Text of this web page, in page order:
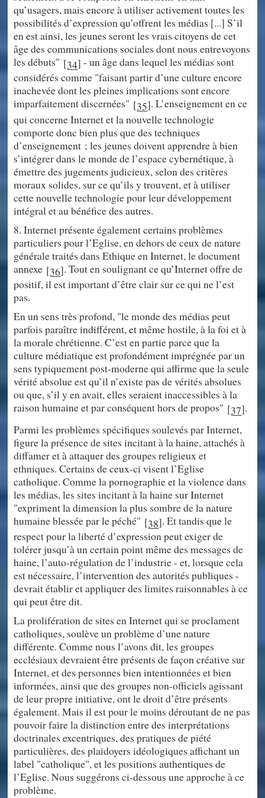
qu’usagers, mais encore à utiliser activement toutes les
possibilités d’expression qu’offrent les médias [...] S’il
en est ainsi, les jeunes seront les vrais citoyens de cet
âge des communications sociales dont nous entrevoyons
les débuts" [34] - un âge dans lequel les médias sont
considérés comme "faisant partir d’une culture encore
inachevée dont les pleines implications sont encore
imparfaitement discernées" [35]. L’enseignement en ce
qui concerne Internet et la nouvelle technologie
comporte donc bien plus que des techniques
d’enseignement ; les jeunes doivent apprendre à bien
s’intégrer dans le monde de l’espace cybernétique, à
émettre des jugements judicieux, selon des critères
moraux solides, sur ce qu’ils y trouvent, et à utiliser
cette nouvelle technologie pour leur développement
intégral et au bénéfice des autres.
8. Internet présente également certains problèmes
particuliers pour l’Eglise, en dehors de ceux de nature
générale traités dans Ethique en Internet, le document
annexe [36]. Tout en soulignant ce qu’Internet offre de
positif, il est important d’être clair sur ce qui ne l’est
pas.
En un sens très profond, "le monde des médias peut
parfois paraître indifférent, et même hostile, à la foi et à
la morale chrétienne. C’est en partie parce que la
culture médiatique est profondément imprégnée par un
sens typiquement post-moderne qui affirme que la seule
vérité absolue est qu’il n’existe pas de vérités absolues
ou que, s’il y en avait, elles seraient inaccessibles à la
raison humaine et par conséquent hors de propos" [37].
Parmi les problèmes spécifiques soulevés par Internet,
figure la présence de sites incitant à la haine, attachés à
diffamer et à attaquer des groupes religieux et
ethniques. Certains de ceux-ci visent l’Eglise
catholique. Comme la pornographie et la violence dans
les médias, les sites incitant à la haine sur Internet
"expriment la dimension la plus sombre de la nature
humaine blessée par le péché" [38]. Et tandis que le
respect pour la liberté d’expression peut exiger de
tolérer jusqu’à un certain point même des messages de
haine, l’auto-régulation de l’industrie - et, lorsque cela
est nécessaire, l’intervention des autorités publiques -
devrait établir et appliquer des limites raisonnables à ce
qui peut être dit.
La prolifération de sites en Internet qui se proclament
catholiques, soulève un problème d’une nature
différente. Comme nous l’avons dit, les groupes
ecclésiaux devraient être présents de façon créative sur
Internet, et des personnes bien intentionnées et bien
informées, ainsi que des groupes non-officiels agissant
de leur propre initiative, ont le droit d’être présents
également. Mais il est pour le moins déroutant de ne pas
pouvoir faire la distinction entre des interprétations
doctrinales excentriques, des pratiques de piété
particulières, des plaidoyers idéologiques affichant un
label "catholique", et les positions authentiques de
l’Eglise. Nous suggérons ci-dessous une approche à ce
problème.